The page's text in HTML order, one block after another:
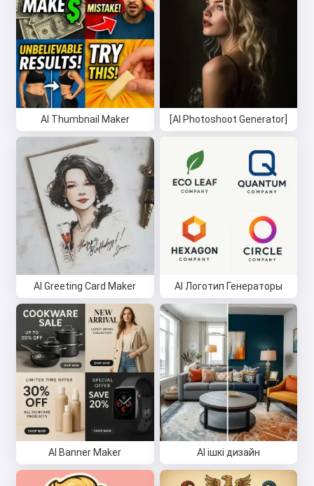
AI Thumbnail Maker [AI Photoshoot Generator]
AI Greeting Card Maker AI Логотип Генераторы
AI Banner Maker AI ішкі дизайн